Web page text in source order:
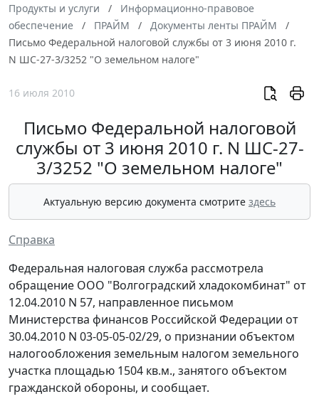
Продукты и услуги
Информационно-правовое
обеспечение
ПРАЙМ
Документы ленты ПРАЙМ
Письмо Федеральной налоговой службы от 3 июня 2010 г.
N ШС-27-3/3252 "О земельном налоге"
16 июля 2010
Письмо Федеральной налоговой
службы от 3 июня 2010 г. N ШС-27-
3/3252 "О земельном налоге"
Актуальную версию документа смотрите здесь
Справка
Федеральная налоговая служба рассмотрела
обращение ООО "Волгоградский хладокомбинат" от
12.04.2010 N 57, направленное письмом
Министерства финансов Российской Федерации от
30.04.2010 N 03-05-05-02/29, о признании объектом
налогообложения земельным налогом земельного
участка площадью 1504 кв.м., занятого объектом
гражданской обороны, и сообщает.